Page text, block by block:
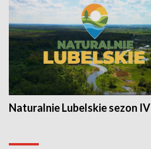
Naturalnie Lubelskie sezon IV